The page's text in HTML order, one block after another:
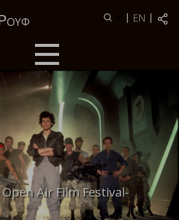
ΟΥΦ | EN |
Air Film Festival-